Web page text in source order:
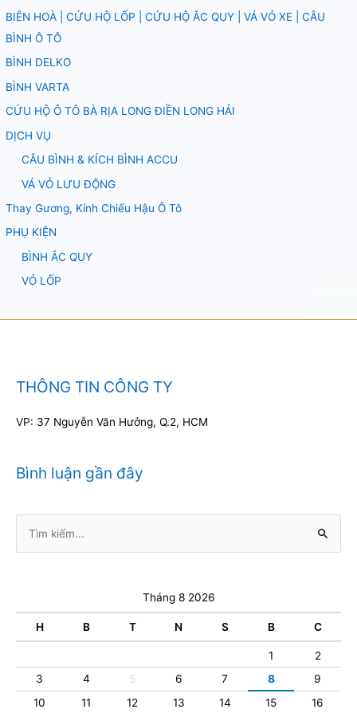
BIÊN HOÀ | CỨU HỘ LỐP | CỨU HỘ ẮC QUY | VÁ VỎ XE | CÂU
BÌNH Ô TÔ
BÌNH DELKO
BÌNH VARTA
CỨU HỘ Ô TÔ BÀ RỊA LONG ĐIỀN LONG HẢI
DỊCH VỤ
CÂU BÌNH & KÍCH BÌNH ACCU
VÁ VỎ LƯU ĐỘNG
Thay Gương, Kính Chiếu Hậu Ô Tô
PHỤ KIỆN
BÌNH ẮC QUY
VỎ LỐP
THÔNG TIN CÔNG TY
VP: 37 Nguyễn Văn Hưởng, Q.2, HCM
Bình luận gần đây
kiếm:
Tháng 8 2026
H B T N S B C
1
2
3
4 5 6 7 8
9
10
11 12 13 14 15 16